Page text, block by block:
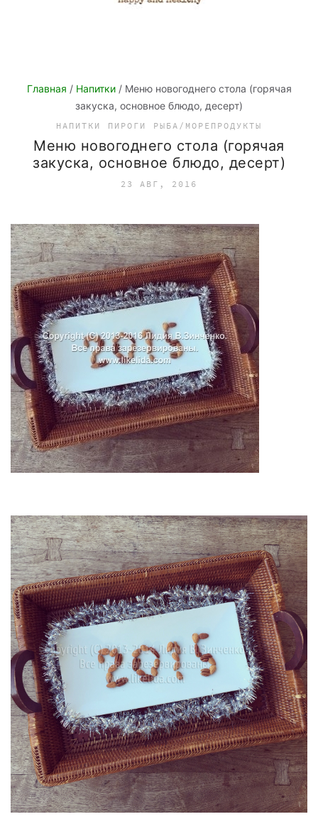
Главная / Напитки/ Меню новогоднего стола (горячая
закуска, основное блюдо, десерт)
НАПИТКИ ПИРОГИ РЫБА/МОРЕПРОДУКТЫ
Меню новогоднего стола (горячая
закуска, основное блюдо, десерт)
23 АВГ, 2016